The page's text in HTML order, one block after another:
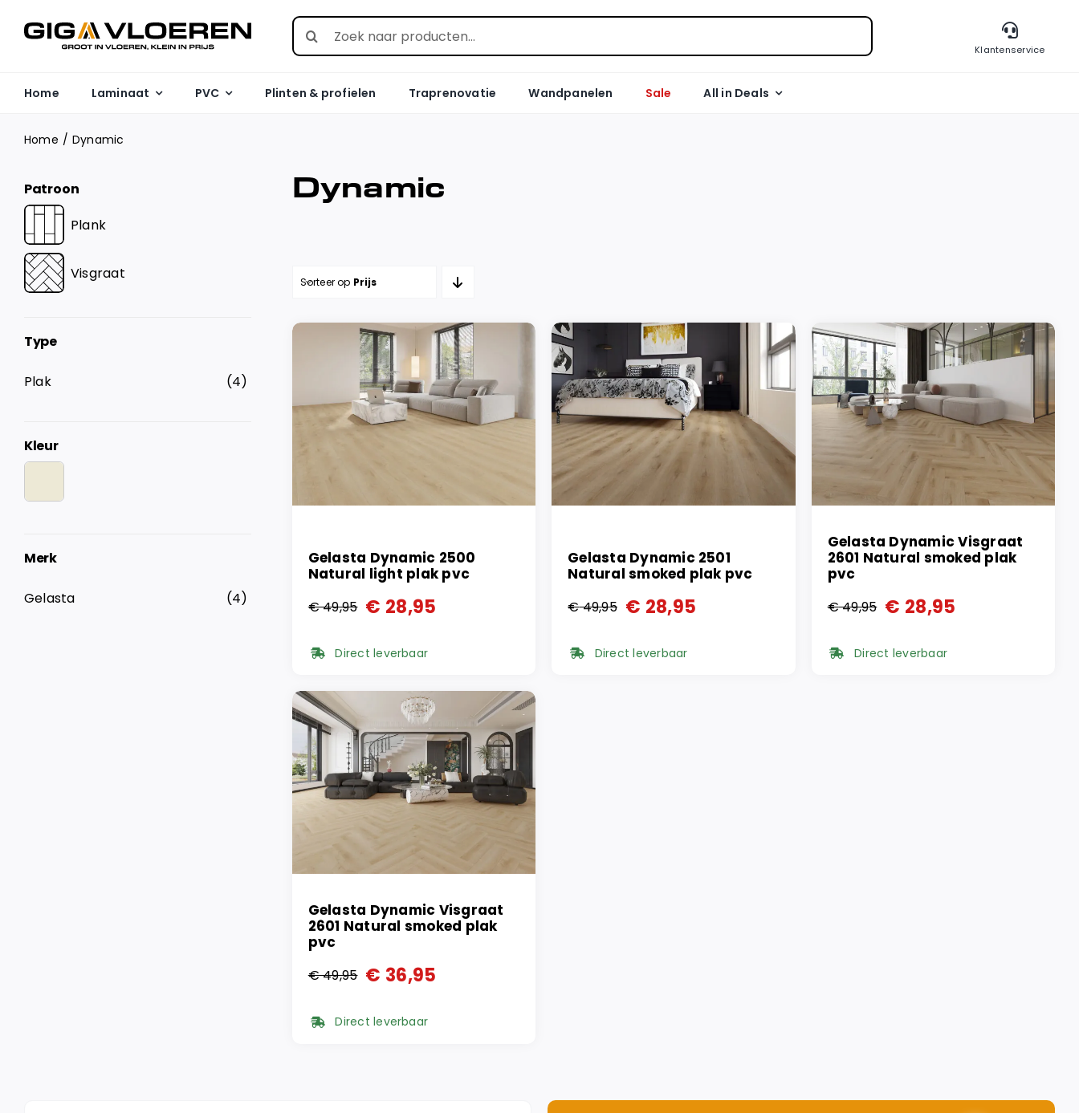
Search
for:
Klantenservice
Home Laminaat PVC Plinten & profielen Traprenovatie Wandpanelen Sale All in Deals
Home Dynamic
Patroon
Plank
Visgraat
Type
Plak (4)
Kleur
Merk
Gelasta (4)
Dynamic
Sorteer op Prijs
Gelasta Dynamic 2500
Natural light plak pvc
€49,95
Oorspronkelijke
prijs
€ 49,95.
€ 28,95
Huidige
prijs
€ 28,95.
Direct leverbaar
Gelasta Dynamic 2501
Natural smoked plak pvc
€49,95
Oorspronkelijke
prijs
€ 28,95
Huidige
prijsDirect leverbaar
Gelasta Dynamic Visgraat
2601 Natural smoked plak
pvc
€49,95
Oorspronkelijke
prijs
€ 28,95
Huidige
prijsDirect leverbaar
Gelasta Dynamic Visgraat
2601 Natural smoked plak
pvc
€49,95
Oorspronkelijke
prijs
€ 36,95
Huidige
prijsDirect leverbaar